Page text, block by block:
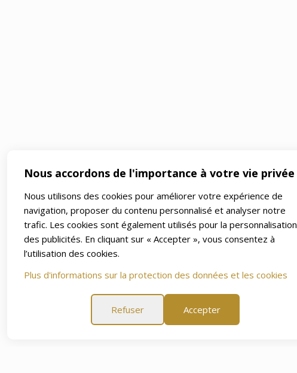
Nous accordons de l'importance à votre vie privée
Nous utilisons des cookies pour améliorer votre expérience de
navigation, proposer du contenu personnalisé et analyser notre
trafic. Les cookies sont également utilisés pour la personnalisation
des publicités. En cliquant sur « Accepter », vous consentez à
l’utilisation des cookies.
Plus d'informations sur la protection des données et les cookies
Refuser Accepter